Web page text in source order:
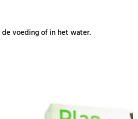
de voeding of in het water.